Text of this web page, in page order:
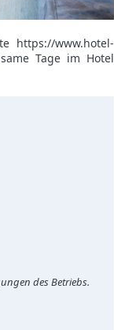
https://www.hotel-
Tage im Hotel
des Betriebs.